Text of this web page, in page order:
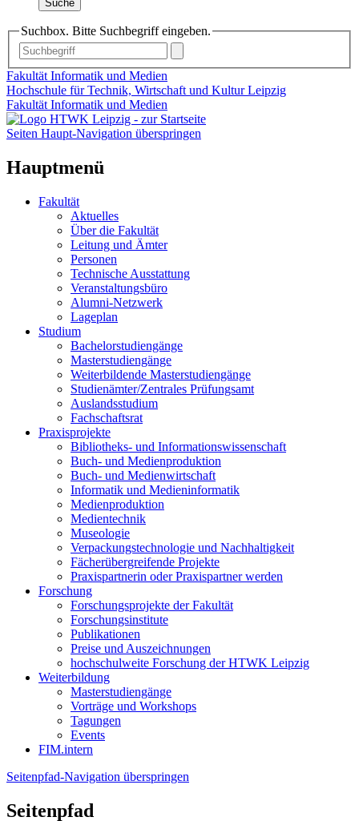
Suche
Suchbox. Bitte Suchbegriff eingeben.
Fakultät Informatik und Medien
Hochschule für Technik, Wirtschaft und Kultur Leipzig
Fakultät Informatik und Medien
Seiten Haupt-Navigation überspringen
Hauptmenü
Fakultät
Aktuelles
Über die Fakultät
Leitung und Ämter
Personen
Technische Ausstattung
Veranstaltungsbüro
Alumni-Netzwerk
Lageplan
Studium
Bachelorstudiengänge
Masterstudiengänge
Weiterbildende Masterstudiengänge
Studienämter/Zentrales Prüfungsamt
Auslandsstudium
Fachschaftsrat
Praxisprojekte
Bibliotheks- und Informationswissenschaft
Buch- und Medienproduktion
Buch- und Medienwirtschaft
Informatik und Medieninformatik
Medienproduktion
Medientechnik
Museologie
Verpackungstechnologie und Nachhaltigkeit
Fächerübergreifende Projekte
Praxispartnerin oder Praxispartner werden
Forschung
Forschungsprojekte der Fakultät
Forschungsinstitute
Publikationen
Preise und Auszeichnungen
hochschulweite Forschung der HTWK Leipzig
Weiterbildung
Masterstudiengänge
Vorträge und Workshops
Tagungen
Events
FIM.intern
Seitenpfad-Navigation überspringen
Seitenpfad